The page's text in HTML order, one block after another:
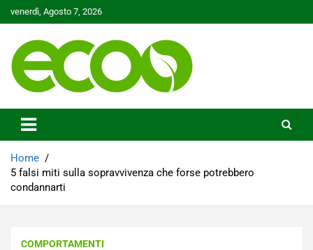
to
venerdì, Agosto 7, 2026
Ecoo.it
Home
5 falsi miti sulla sopravvivenza che forse potrebbero
condannarti
COMPORTAMENTI